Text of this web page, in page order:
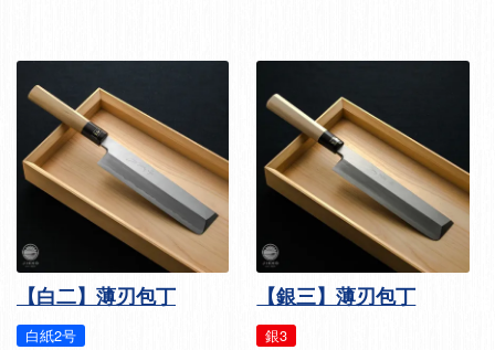
【白二】薄刃包丁
白紙2号
【銀三】薄刃包丁
銀3